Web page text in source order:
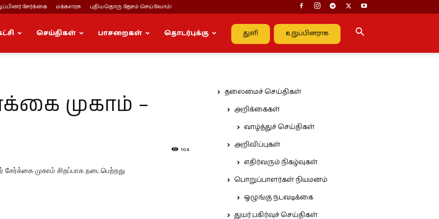
சேர்க்கை மக்களரசு புதியதொரு தேசம் செய்வோம்!
துளி உறுப்பினராக
செய்திகள் பாசறைகள் தொடர்புக்கு
முகாம் –
104
சேர்க்கை முகாம் சிறப்பாக நடைபெற்றது
தலைமைச் செய்திகள்
அறிக்கைகள்
வாழ்த்துச் செய்திகள்
அறிவிப்புகள்
எதிர்வரும் நிகழ்வுகள்
பொறுப்பாளர்கள் நியமனம்
ஒழுங்கு நடவடிக்கை
துயர் பகிர்வுச் செய்திகள்